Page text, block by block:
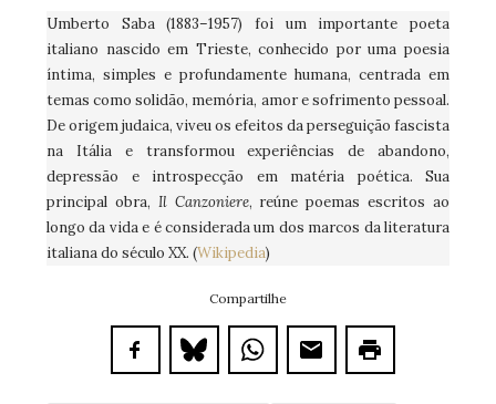
Umberto Saba (1883–1957) foi um importante poeta
italiano nascido em Trieste, conhecido por uma poesia
íntima, simples e profundamente humana, centrada em
temas como solidão, memória, amor e sofrimento pessoal.
De origem judaica, viveu os efeitos da perseguição fascista
na Itália e transformou experiências de abandono,
depressão e introspecção em matéria poética. Sua
principal obra, Il Canzoniere, reúne poemas escritos ao
longo da vida e é considerada um dos marcos da literatura
italiana do século XX. (Wikipedia)
Compartilhe